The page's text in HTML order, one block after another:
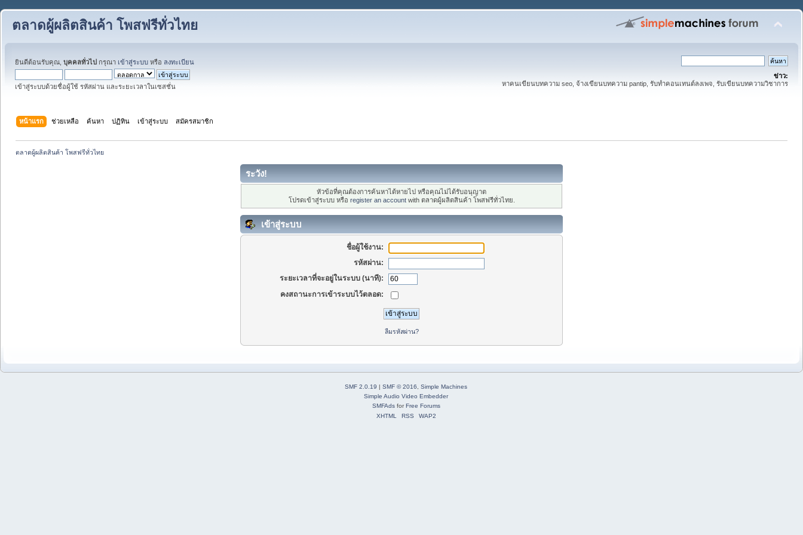
ตลาดผู้ผลิตสินค้า โพสฟรีทั่วไทย
ยินดีต้อนรับคุณ, บุคคลทั่วไป กรุณา เข้าสู่ระบบ หรือ ลงทะเบียน
เข้าสู่ระบบด้วยชื่อผู้ใช้ รหัสผ่าน และระยะเวลาในเซสชั่น
ข่าว:
หาคนเขียนบทความ seo, จ้างเขียนบทความ pantip, รับทำคอนเทนต์ลงเพจ, รับเขียนบทความวิชาการ
หน้าแรก ช่วยเหลือ ค้นหา ปฏิทิน เข้าสู่ระบบ สมัครสมาชิก
ตลาดผู้ผลิตสินค้า โพสฟรีทั่วไทย
ระวัง!
หัวข้อที่คุณต้องการค้นหาได้หายไป หรือคุณไม่ได้รับอนุญาต
โปรดเข้าสู่ระบบ หรือ register an accountwith ตลาดผู้ผลิตสินค้า โพสฟรีทั่วไทย.
เข้าสู่ระบบ
ชื่อผู้ใช้งาน:
รหัสผ่าน:
ระยะเวลาที่จะอยู่ในระบบ (นาที):
คงสถานะการเข้าระบบไว้ตลอด:
ลืมรหัสผ่าน?
SMF 2.0.19 | SMF © 2016
Simple Machines
Simple Audio Video Embedder
SMFAdsforFree Forums
XHTML
RSS WAP2